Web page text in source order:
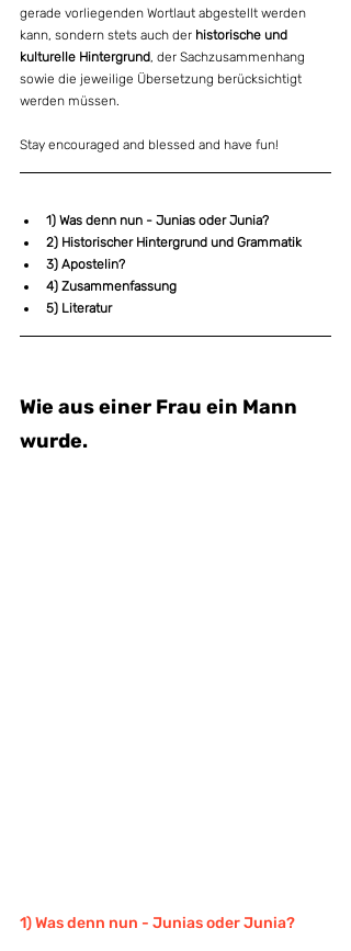
gerade vorliegenden Wortlaut abgestellt werden
kann, sondern stets auch der historische und
kulturelle Hintergrund, der Sachzusammenhang
sowie die jeweilige Übersetzung berücksichtigt
werden müssen.
Stay encouraged and blessed and have fun!
1) Was denn nun - Junias oder Junia?
2) Historischer Hintergrund und Grammatik
3) Apostelin?
4) Zusammenfassung
5) Literatur
Wie aus einer Frau ein Mann
wurde.
1) Was denn nun - Junias oder Junia?